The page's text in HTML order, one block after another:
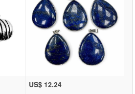
US$ 12.24